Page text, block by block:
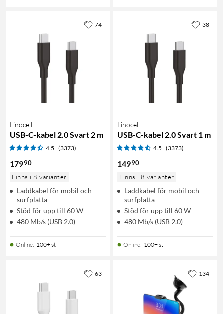
Linocell
USB-C-kabel 2.0 Svart 2 m
4.5 (3373)
17990
Finns i 8 varianter
Laddkabel för mobil och
surfplatta
Stöd för upp till 60 W
480 Mb/s (USB 2.0)
Online: 100+ st
74
Linocell
USB-C-kabel 2.0 Svart 1 m
4.5 (3373)
14990
Finns i 8 varianter
Laddkabel för mobil och
surfplatta
Stöd för upp till 60 W
480 Mb/s (USB 2.0)
Online: 100+ st
38
63 134